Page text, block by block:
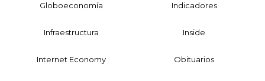
Globoeconomía Indicadores
Infraestructura Inside
Internet Economy Obituarios